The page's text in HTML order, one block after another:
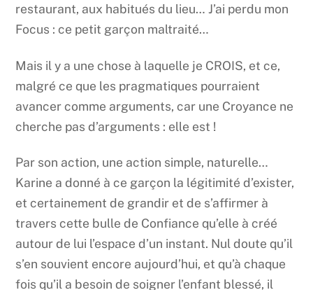
restaurant, aux habitués du lieu… J’ai perdu mon
Focus : ce petit garçon maltraité…
Mais il y a une chose à laquelle je CROIS, et ce,
malgré ce que les pragmatiques pourraient
avancer comme arguments, car une Croyance ne
cherche pas d’arguments : elle est !
Par son action, une action simple, naturelle…
Karine a donné à ce garçon la légitimité d’exister,
et certainement de grandir et de s’affirmer à
travers cette bulle de Confiance qu’elle à créé
autour de lui l’espace d’un instant. Nul doute qu’il
s’en souvient encore aujourd’hui, et qu’à chaque
fois qu’il a besoin de soigner l’enfant blessé, il